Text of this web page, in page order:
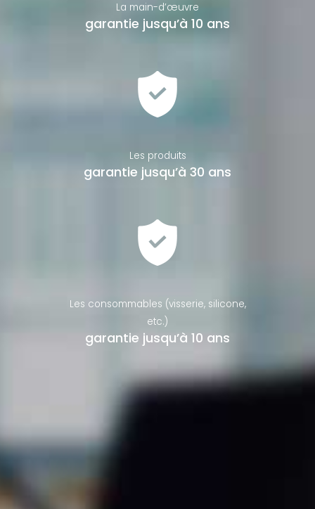
La main-d’œuvre
garantie jusqu’à 10 ans
Les produits
garantie jusqu’à 30 ans
Les consommables (visserie, silicone,
etc.)
garantie jusqu’à 10 ans